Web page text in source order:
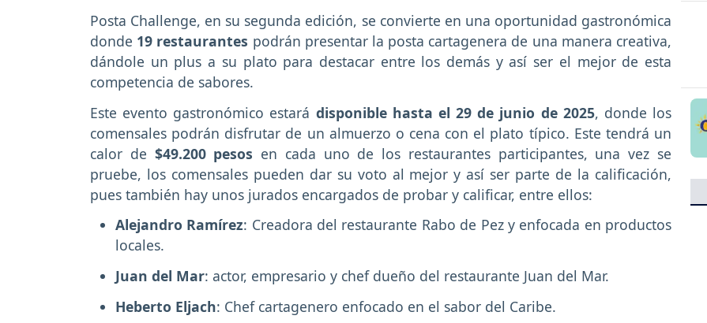
Posta Challenge, en su segunda edición, se convierte en una oportunidad gastronómica
donde 19 restaurantes podrán presentar la posta cartagenera de una manera creativa,
dándole un plus a su plato para destacar entre los demás y así ser el mejor de esta
competencia de sabores.
Este evento gastronómico estará disponible hasta el 29 de junio de 2025, donde los
comensales podrán disfrutar de un almuerzo o cena con el plato típico. Este tendrá un
calor de $49.200 pesos en cada uno de los restaurantes participantes, una vez se
pruebe, los comensales pueden dar su voto al mejor y así ser parte de la calificación,
pues también hay unos jurados encargados de probar y calificar, entre ellos:
Alejandro Ramírez: Creadora del restaurante Rabo de Pez y enfocada en productos
locales.
Juan del Mar: actor, empresario y chef dueño del restaurante Juan del Mar.
Heberto Eljach: Chef cartagenero enfocado en el sabor del Caribe.